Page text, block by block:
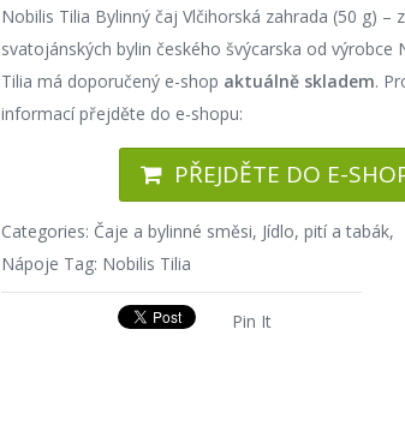
Nobilis Tilia Bylinný čaj Vlčihorská zahrada (50 g) –
svatojánských bylin českého švýcarska od výrobce
Tilia má doporučený e-shop aktuálně skladem.
informací přejděte do e-shopu:
PŘEJDĚTE DO E-
Categories: Čaje a bylinné směsi, Jídlo, pití a tabák,
Nápoje Tag: Nobilis Tilia
Pin It